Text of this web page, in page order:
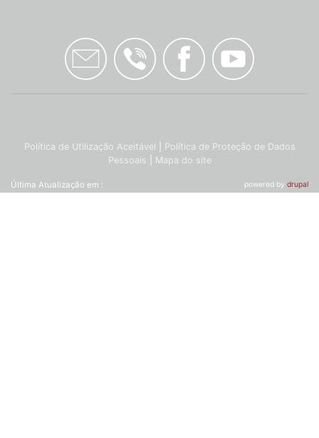
Política de Utilização Aceitável
Política de Proteção de Dados
Pessoais
Mapa do site
Última Atualização em : powered by drupal